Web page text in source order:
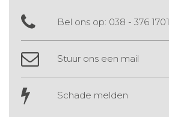
Bel ons op: 038 - 376 1701
Stuur ons een mail
Schade melden